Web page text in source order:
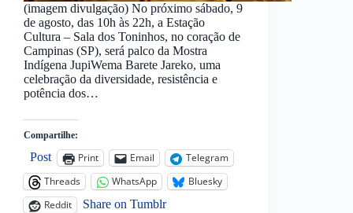
(imagem divulgação) No próximo sábado, 9
de agosto, das 10h às 22h, a Estação
Cultura – Sala dos Toninhos, no coração de
Campinas (SP), será palco da Mostra
Indígena JupiWema Barete Jareko, uma
celebração da diversidade, resistência e
potência dos…
Compartilhe:
Post Print Email
Telegram
Threads
WhatsApp
Bluesky
Reddit
Share on Tumblr